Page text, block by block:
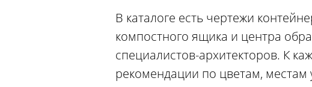
В каталоге есть чертежи
компостного ящика и центра
специалистов-архитекторов. К
рекомендации по цветам, местам